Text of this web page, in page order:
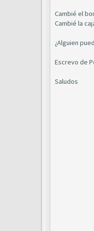
Cambié el
Cambié la
¿Alguien
Escrevo de
Saludos